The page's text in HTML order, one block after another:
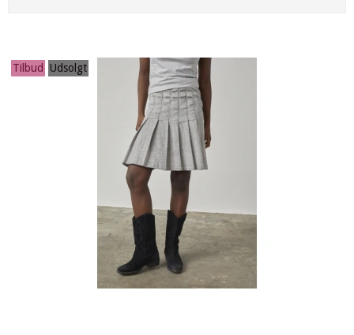
Tilbud Udsolgt